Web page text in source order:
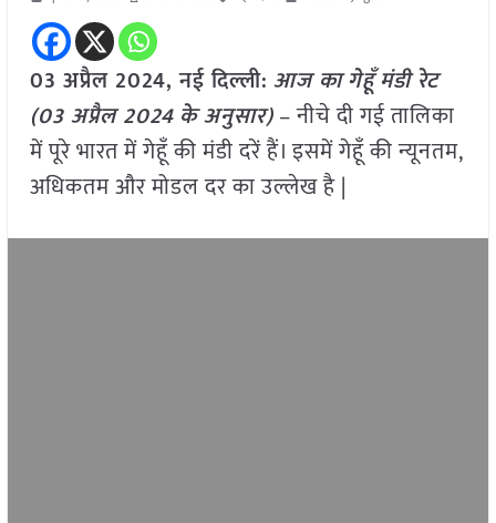
03 अप्रैल 2024, नई दिल्ली: आज का गेहूँमंडी रेट
(03 अप्रैल2024 के अनुसार)– नीचे दी गई तालिका
में पूरे भारत में गेहूँ की मंडी दरें हैं। इसमें गेहूँ की न्यूनतम,
अधिकतम और मोडल दर का उल्लेख है |